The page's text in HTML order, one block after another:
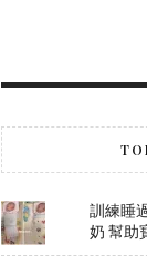
訓練睡
奶 幫助